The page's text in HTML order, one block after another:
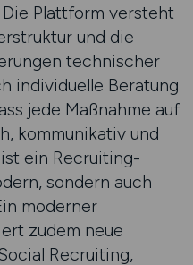
Plattform versteht
und die
technischer
individuelle Beratung
jede Maßnahme auf
kommunikativ und
ein Recruiting-
sondern auch
moderner
zudem neue
Recruiting,